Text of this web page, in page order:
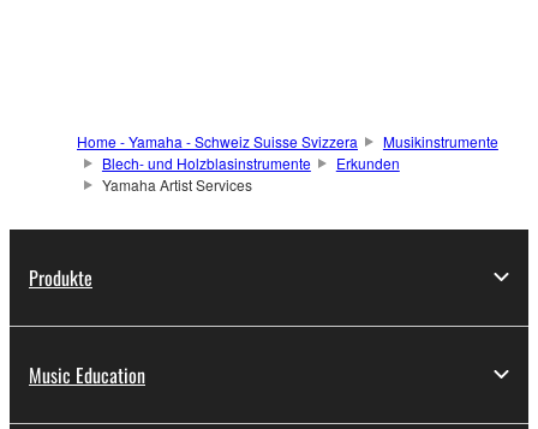
Home - Yamaha - Schweiz Suisse Svizzera
Musikinstrumente
Blech- und Holzblasinstrumente
Erkunden
Yamaha Artist Services
Produkte
Music Education